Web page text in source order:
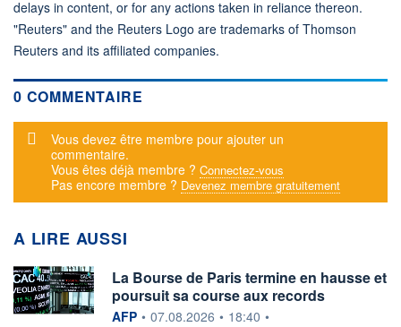
delays in content, or for any actions taken in reliance thereon.
"Reuters" and the Reuters Logo are trademarks of Thomson
Reuters and its affiliated companies.
0 COMMENTAIRE
Message d'alerte
Vous devez être membre pour ajouter un
commentaire.
Vous êtes déjà membre ? Connectez-vous
Pas encore membre ? Devenez membre gratuitement
A LIRE AUSSI
La Bourse de Paris termine en hausse et
poursuit sa course aux records
information fournie par
AFP • 07.08.2026 • 18:40 •